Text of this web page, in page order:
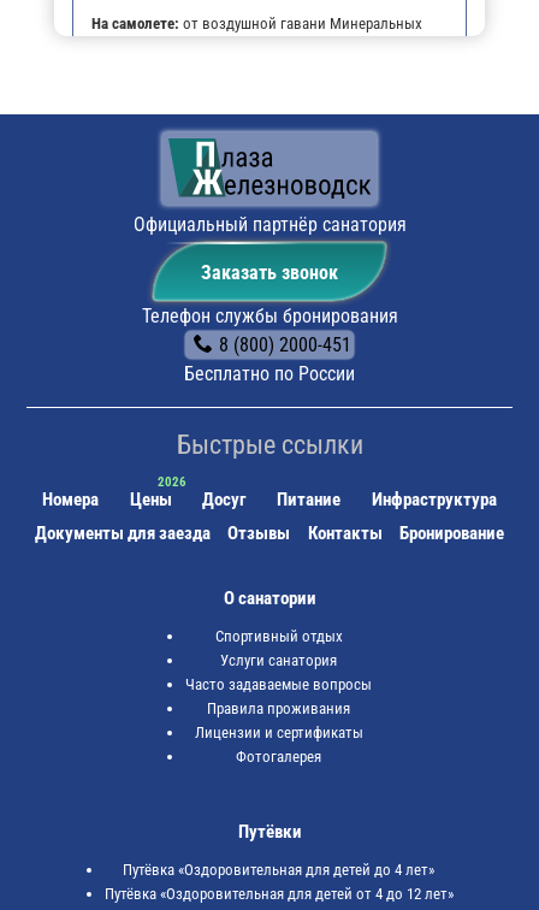
На самолете: от воздушной гавани Минеральных
Вод нужно доехать на маршрутном такси до
электропоезде либо, наняв такси, которое довезет
вас до порога здравницы.
На личном транспорте:до г. Железноводска, далее,
чтобы не заблудиться, можно воспользоваться
навигатором. По прибытии будет возможность
оставить автомобиль на парковке санатория.
путешествие в санаторий по ж/д
аналогично второй части пути от аэропорта
“Минеральные Воды”. Это — станция “Бештау”
(расположена в 6 км от центра Железноводска),
электричка либо автобус №10, маршрутное такси
№214, частный извозчик.
Официальный партнёр санатория
Заказать звонок
Телефон службы бронирования
8 (800) 2000-451
Бесплатно по России
Быстрые ссылки
Номера Цены Досуг Питание
Инфраструктура
Документы для заезда
Отзывы Контакты Бронирование
О санатории
Спортивный отдых
Услуги санатория
Часто задаваемые вопросы
Правила проживания
Лицензии и сертификаты
Фотогалерея
Путёвки
Путёвка «Оздоровительная для детей до 4 лет»
Путёвка «Оздоровительная для детей от 4 до 12 лет»